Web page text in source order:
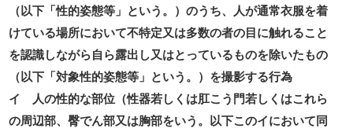
（以下「性的姿態等」という。）のうち、人が通常衣服を着
けている場所において不特定又は多数の者の目に触れること
を認識しながら自ら露出し又はとっているものを除いたもの
（以下「対象性的姿態等」という。）を撮影する行為
イ 人の性的な部位（性器若しくは肛こう門若しくはこれら
の周辺部、臀でん部又は胸部をいう。以下このイにおいて同